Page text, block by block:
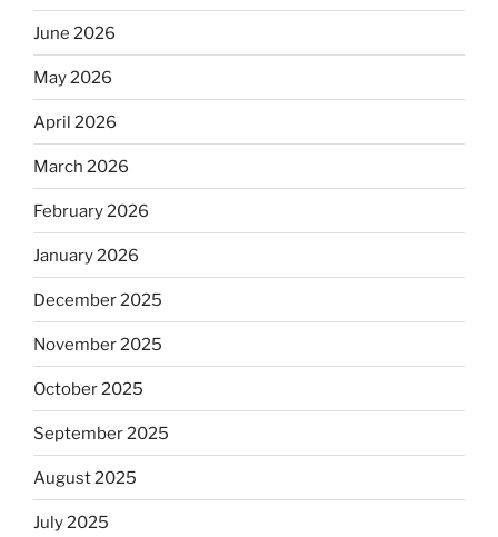
June 2026
May 2026
April 2026
March 2026
February 2026
January 2026
December 2025
November 2025
October 2025
September 2025
August 2025
July 2025